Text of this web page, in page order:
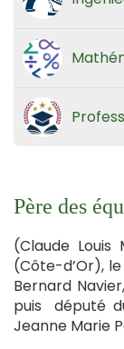
Père des
(Claude
(Côte-d’Or),
Bernard
puis député
Jeanne Marie